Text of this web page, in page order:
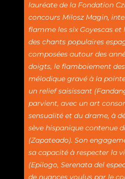
lauréate de la Fondation
concours Milosz Magin,
flamme les six Goyescas et
des chants populaires
composées autour des
doigts, le flamboiement
mélodique gravé à la
un relief saisissant
parvient, avec un art
sensualité et du drame, à
sève hispanique contenue
(Zapateado). Son
sa capacité à respecter la
(Epilogo, Serenata del
de nuances voulus par le